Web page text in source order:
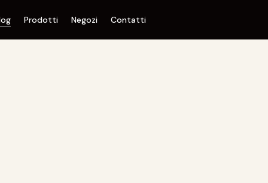
Prodotti Negozi Contatti